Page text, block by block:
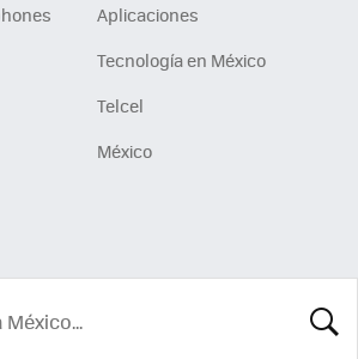
Aplicaciones
Tecnología en México
Telcel
México